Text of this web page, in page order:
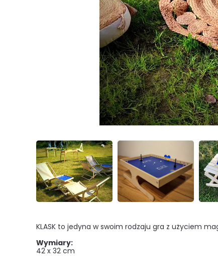
KLASK to jedyna w swoim rodzaju gra z użyciem
Wymiary:
42 x 32 cm